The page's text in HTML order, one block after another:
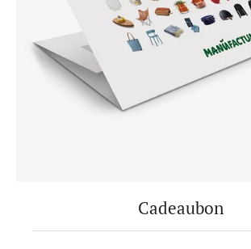
Cadeaubon